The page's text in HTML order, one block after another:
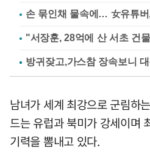
손 묶인채 물속에… 女유튜
"서장훈, 28억에 산 서초 건
남녀가 세계 최강으로 군림하
드는 유럽과 북미가 강세이며
기력을 뽐내고 있다.